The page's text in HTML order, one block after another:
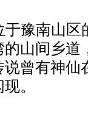
豫南山区
山间乡
说曾有神
。